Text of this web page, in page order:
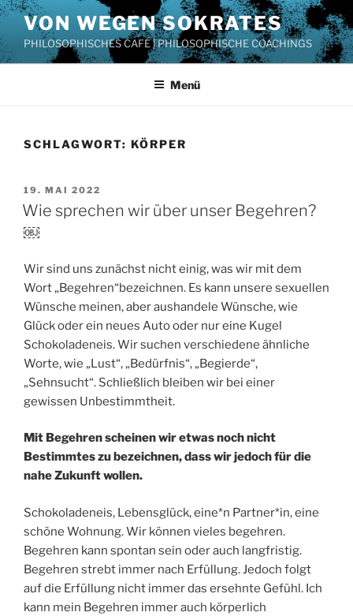
Zum
Inhalt
springen
VON WEGEN SOKRATES
PHILOSOPHISCHES CAFÉ | PHILOSOPHISCHE COACHINGS
Menü
SCHLAGWORT: KÖRPER
VERÖFFENTLICHT
AM
19. MAI 2022
Wie sprechen wir über unser Begehren?
￼
Wir sind uns zunächst nicht einig, was wir mit dem
Wort „Begehren“bezeichnen. Es kann unsere sexuellen
Wünsche meinen, aber aushandele Wünsche, wie
Glück oder ein neues Auto oder nur eine Kugel
Schokoladeneis. Wir suchen verschiedene ähnliche
Worte, wie „Lust“, „Bedürfnis“, „Begierde“,
„Sehnsucht“. Schließlich bleiben wir bei einer
gewissen Unbestimmtheit.
Mit Begehren scheinen wir etwas noch nicht
Bestimmtes zu bezeichnen, dass wir jedoch für die
nahe Zukunft wollen.
Schokoladeneis, Lebensglück, eine*n Partner*in, eine
schöne Wohnung. Wir können vieles begehren.
Begehren kann spontan sein oder auch langfristig.
Begehren strebt immer nach Erfüllung. Jedoch folgt
auf die Erfüllung nicht immer das ersehnte Gefühl. Ich
kann mein Begehren immer auch körperlich